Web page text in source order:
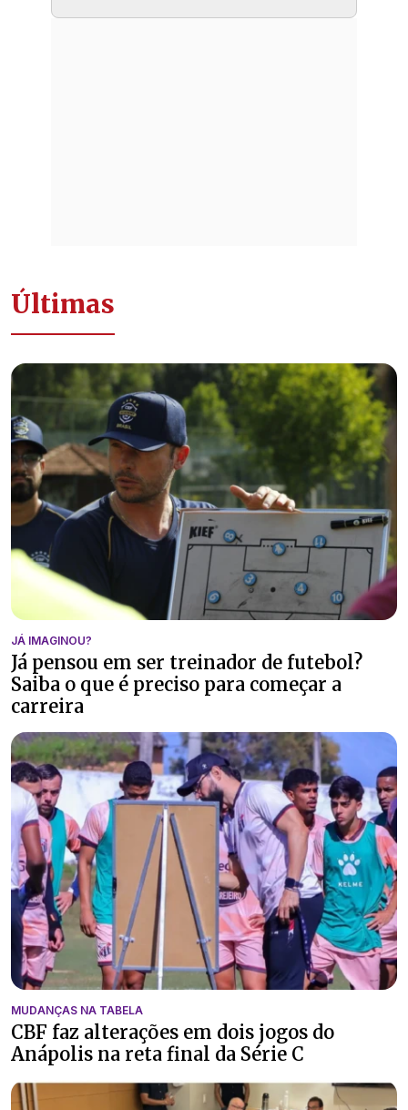
Últimas
JÁ IMAGINOU?
Já pensou em ser treinador de futebol?
Saiba o que é preciso para começar a
carreira
MUDANÇAS NA TABELA
CBF faz alterações em dois jogos do
Anápolis na reta final da Série C